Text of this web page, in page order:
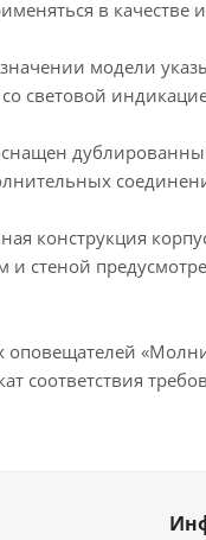
в качестве
модели
световой
конструкция
и стеной
оповещателей
соответствия